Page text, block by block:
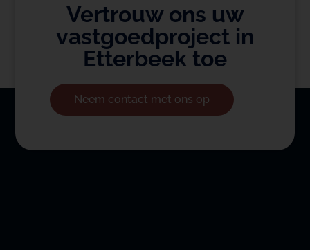
Vertrouw ons uw
vastgoedproject in
Etterbeek toe
Neem contact met ons op